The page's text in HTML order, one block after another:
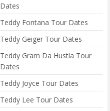
Dates
Teddy Fontana Tour Dates
Teddy Geiger Tour Dates
Teddy Gram Da Hustla Tour
Dates
Teddy Joyce Tour Dates
Teddy Lee Tour Dates